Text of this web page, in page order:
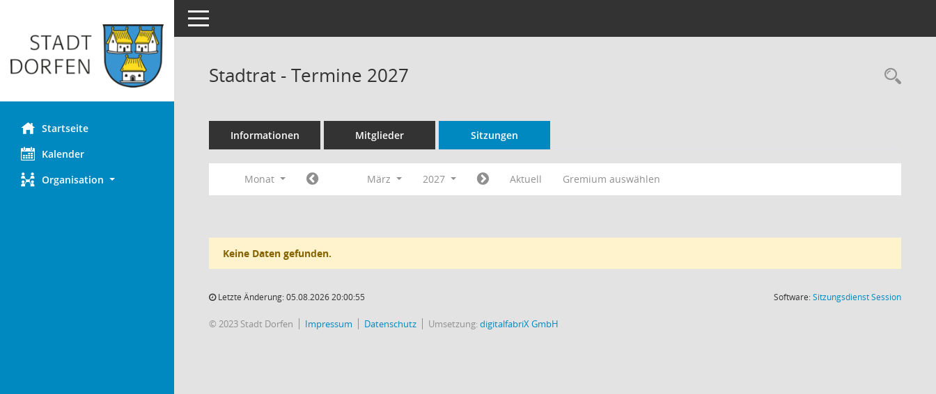
Startseite
Kalender
Organisation
Toggle navigation
Stadtrat - Termine 2027
Informationen Mitglieder Sitzungen
Monat März 2027 Aktuell Gremium auswählen
Keine Daten gefunden.
Letzte Änderung: 05.08.2026 20:00:55 Software:SitzungsdienstSession(Wird in
© 2023 Stadt Dorfen Impressum Datenschutz Umsetzung:digitalfabriX GmbH